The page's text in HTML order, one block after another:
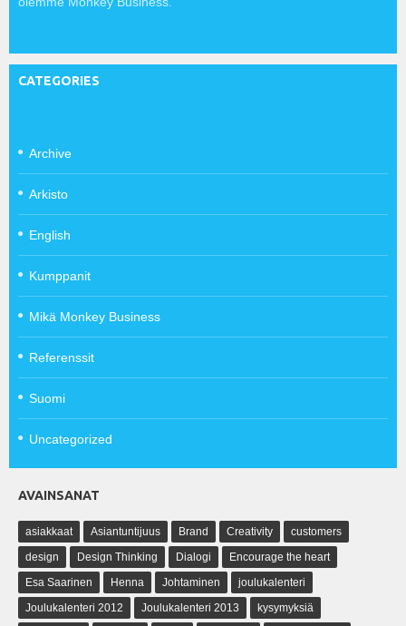
CATEGORIES
Archive
Arkisto
English
Kumppanit
Mikä Monkey Business
Referenssit
Suomi
Uncategorized
AVAINSANAT
asiakkaat Asiantuntijuus Brand Creativity
customers
design
Design Thinking Dialogi
Encourage the heart
Esa Saarinen
Henna Johtaminen
joulukalenteri
Joulukalenteri 2012
Joulukalenteri 2013
kysymyksiä